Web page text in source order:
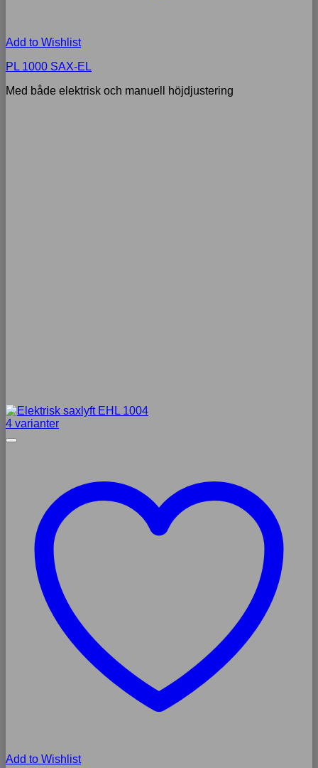
Add to Wishlist
PL 1000 SAX-EL
Med både elektrisk och manuell höjdjustering
4 varianter
Add to Wishlist